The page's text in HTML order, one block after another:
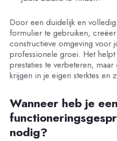
Door een duidelijk en
formulier te gebruiken,
constructieve omgeving voor
professionele groei. Het
prestaties te verbeteren,
krijgen in je eigen sterktes en
Wanneer heb je een
nodig?